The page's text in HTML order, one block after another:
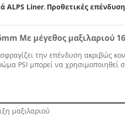
ALPS Liner, Προθετικές
Με μέγεθος μαξιλαριού
την επένδυση ακριβώς
PSI μπορεί να
μαξιλαριού